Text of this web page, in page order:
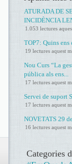
ATURADA DE
INCIDÈNCIA
1.053 lectures
TOP7: Quins ens
19 lectures aquest
Nou Curs “La
pública als ens...
17 lectures aquest
Servei de suport
17 lectures aquest
NOVETATS 29
16 lectures aquest
Categories